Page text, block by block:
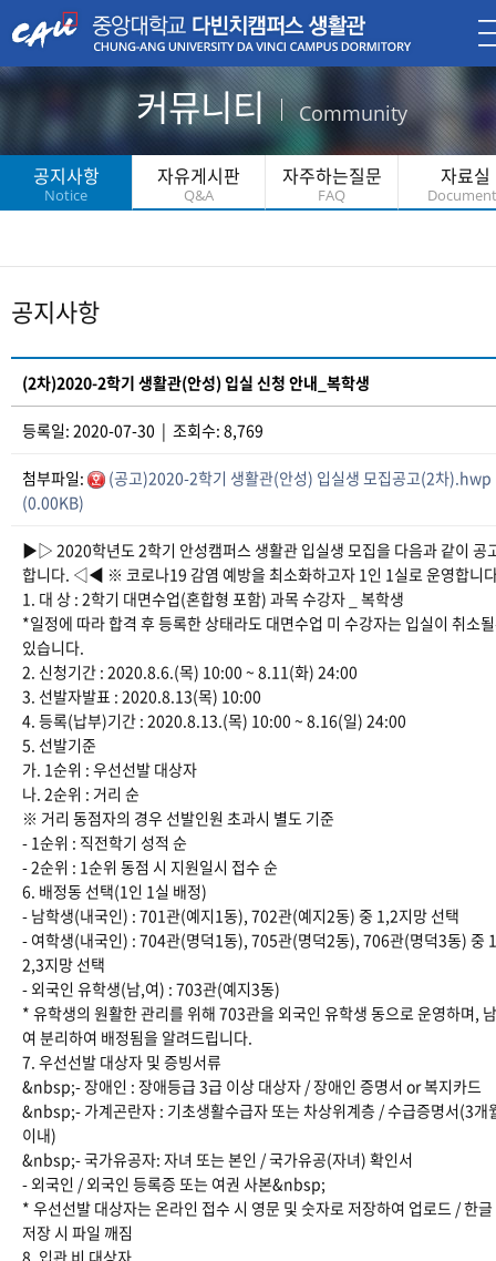
커뮤니티 Community
공지사항
Notice
자유게시판
Q&A
자주하는질문
FAQ
자료실
공지사항
(2차)2020-2학기 생활관(안성) 입실 신청 안내_복학생
등록일: 2020-07-30 | 조회수: 8,769
첨부파일:
(공고)2020-2학기 생활관(안성) 입실생 모집공고(2차).hwp
(0.00KB)
▶▷ 2020학년도 2학기 안성캠퍼스 생활관 입실생 모집을 다음과 같이 공
합니다. ◁◀ ※ 코로나19 감염 예방을 최소화하고자 1인 1실로 운영합니
1. 대 상 : 2학기 대면수업(혼합형 포함) 과목 수강자 _ 복학생
*일정에 따라 합격 후 등록한 상태라도 대면수업 미 수강자는 입실이 취소
있습니다.
2. 신청기간 : 2020.8.6.(목) 10:00 ~ 8.11(화) 24:00
3. 선발자발표 : 2020.8.13(목) 10:00
4. 등록(납부)기간 : 2020.8.13.(목) 10:00 ~ 8.16(일) 24:00
5. 선발기준
가. 1순위 : 우선선발 대상자
나. 2순위 : 거리 순
※ 거리 동점자의 경우 선발인원 초과시 별도 기준
- 1순위 : 직전학기 성적 순
- 2순위 : 1순위 동점 시 지원일시 접수 순
6. 배정동 선택(1인 1실 배정)
- 남학생(내국인) : 701관(예지1동), 702관(예지2동) 중 1,2지망 선택
- 여학생(내국인) : 704관(명덕1동), 705관(명덕2동), 706관(명덕3동) 중
2,3지망 선택
- 외국인 유학생(남,여) : 703관(예지3동)
* 유학생의 원활한 관리를 위해 703관을 외국인 유학생 동으로 운영하며,
여 분리하여 배정됨을 알려드립니다.
7. 우선선발 대상자 및 증빙서류
&nbsp;- 장애인 : 장애등급 3급 이상 대상자 / 장애인 증명서 or 복지카드
&nbsp;- 가계곤란자 : 기초생활수급자 또는 차상위계층 / 수급증명서(3개
이내)
&nbsp;- 국가유공자: 자녀 또는 본인 / 국가유공(자녀) 확인서
- 외국인 / 외국인 등록증 또는 여권 사본&nbsp;
* 우선선발 대상자는 온라인 접수 시 영문 및 숫자로 저장하여 업로드 / 한글
저장 시 파일 깨짐
8. 입관 비 대상자